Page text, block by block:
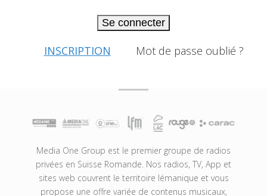
Se connecter
INSCRIPTION Mot de passe oublié ?
Media One Group est le premier groupe de radios
privées en Suisse Romande. Nos radios, TV, App et
sites web couvrent le territoire lémanique et vous
propose une offre variée de contenus musicaux,